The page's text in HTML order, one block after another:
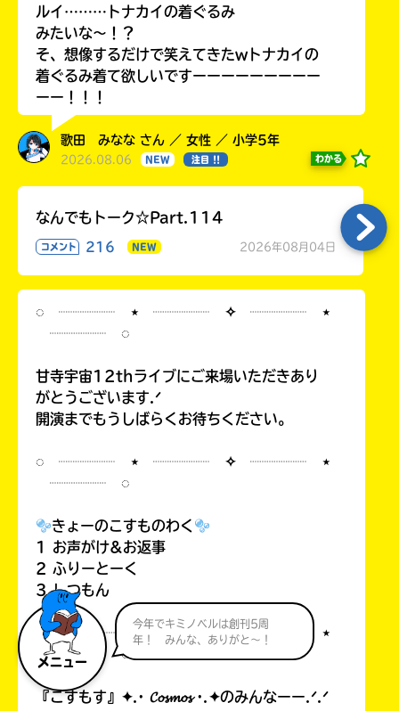
メニュー
今年でキミノベルは創刊5周
年！ みんな、ありがと～！
ルイ………トナカイの着ぐるみ
みたいな〜！？
そ、想像するだけで笑えてきたwトナカイの
着ぐるみ着て欲しいですーーーーーーーーー
ーー！！！
歌田 みなな さん ／ 女性 ／ 小学5年
2026.08.06 NEW 注目 !! わかる
なんでもトーク☆Part.114
コメント 216 NEW 2026年08月04日
◌ ┈┈┈┈ ⋆ ┈┈┈┈ ✧ ┈┈┈┈ ⋆
┈┈┈┈ ◌
甘寺宇宙12thライブにご来場いただきあり
がとうございます.ᐟ
開演までもうしばらくお待ちください。
◌ ┈┈┈┈ ⋆ ┈┈┈┈ ✧ ┈┈┈┈ ⋆
┈┈┈┈ ◌
きょーのこすものわく
1 お声がけ&お返事
2 ふりーとーく
3 しつもん
◌ ┈┈┈┈ ⋆ ┈┈┈┈ ✧ ┈┈┈┈ ⋆
┈┈┈┈ ◌
『こすもす』✦.· 𝓒𝓸𝓼𝓶𝓸𝓼 ·.✦のみんなーー.ᐟ.ᐟ